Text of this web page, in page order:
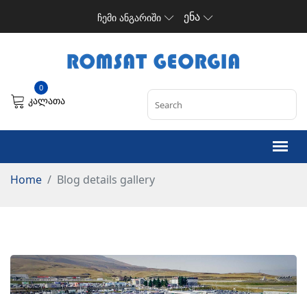
ჩემი ანგარიში ენა
0
კალათა
Home Blog details gallery